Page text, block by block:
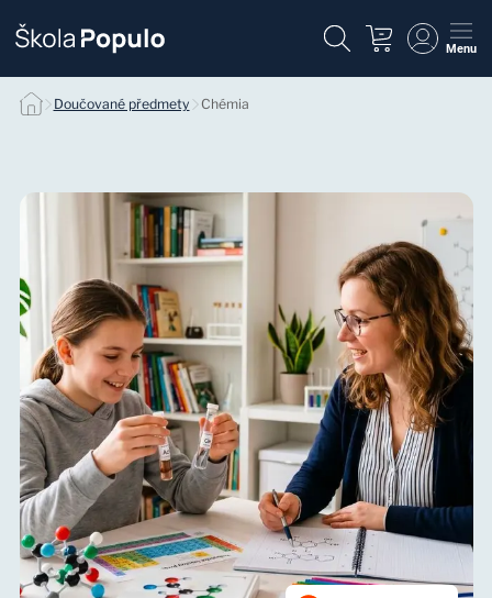
Menu
Doučované předmety
Chémia